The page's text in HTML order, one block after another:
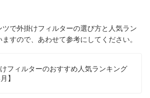
で外掛けフィルターの選び方と人気ラン
すので、あわせて参考にしてください。
フィルターのおすすめ人気ランキング
】